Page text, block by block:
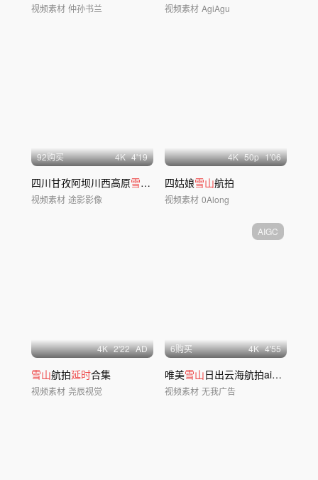
视频素材 仲孙书兰 视频素材 AgiAgu
92购买 4K 4'19
四川甘孜阿坝川西高原雪山 云海草原青藏高原
视频素材 途影影像
4K 50p 1'06
四姑娘雪山航拍
视频素材 0Along
4K 2'22 AD
雪山航拍延时合集
视频素材 尧辰视觉
AIGC
6购买 4K 4'55
唯美雪山日出云海航拍ai素材原创
视频素材 无我广告